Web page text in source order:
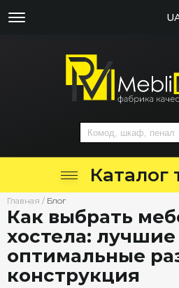
Каталог
Главная / Блог
Как выбрать
хостела:
оптимальные
конструкция